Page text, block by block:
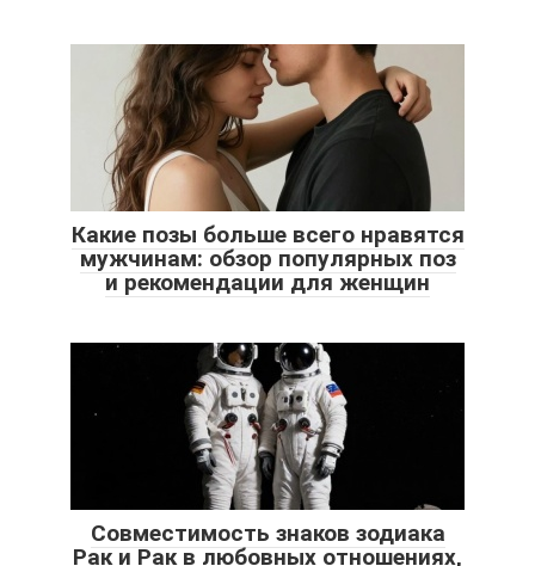
Какие позы больше всего нравятся
мужчинам: обзор популярных поз
и рекомендации для женщин
Совместимость знаков зодиака
Рак и Рак в любовных отношениях,